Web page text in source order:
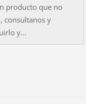
producto que no
consultanos y
y...